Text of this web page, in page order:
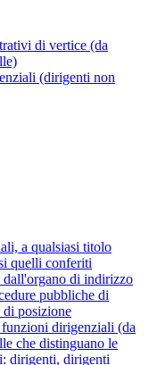
di vertice (da
(dirigenti non
a qualsiasi titolo
quelli conferiti
dall'organo di indirizzo
pubbliche di
di posizione
dirigenziali (da
che distinguano le
dirigenti, dirigenti